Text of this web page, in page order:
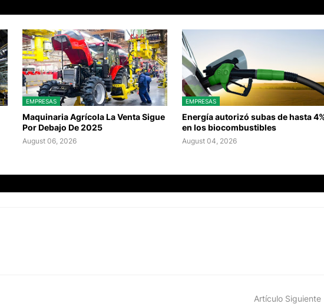
EMPRESAS
Maquinaria Agrícola La Venta Sigue
Por Debajo De 2025
August 06, 2026
EMPRESAS
Energía autorizó subas de hasta
en los biocombustibles
August 04, 2026
Artículo Siguiente